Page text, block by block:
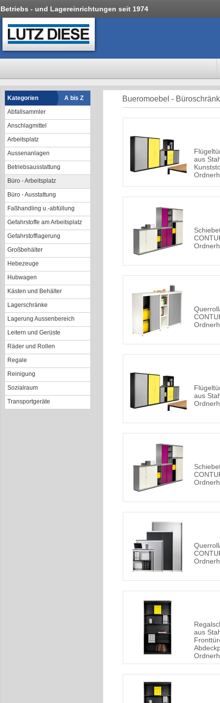
Betriebs - und Lagereinrichtungen seit 1974
Kategorien
A bis Z
Abfallsammler
Anschlagmittel
Arbeitsplatz
Aussenanlagen
Betriebsausstattung
Büro - Arbeitsplatz
Büro - Ausstattung
Faßhandling u.-abfüllung
Gefahrstoffe am Arbeitsplatz
Gefahrstofflagerung
Großbehälter
Hebezeuge
Hubwagen
Kästen und Behälter
Lagerschränke
Lagerung Aussenbereich
Leitern und Gerüste
Räder und Rollen
Regale
Reinigung
Sozialraum
Transportgeräte
Bueromoebel -
aus
aus
aus